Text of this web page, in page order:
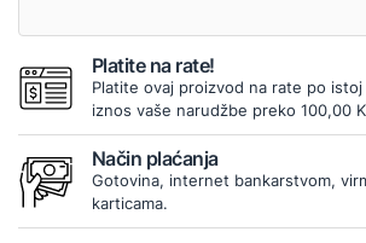
Platite na rate!
Platite ovaj proizvod na rate po
iznos vaše narudžbe preko 100,00
Način plaćanja
Gotovina, internet bankarstvom,
karticama.